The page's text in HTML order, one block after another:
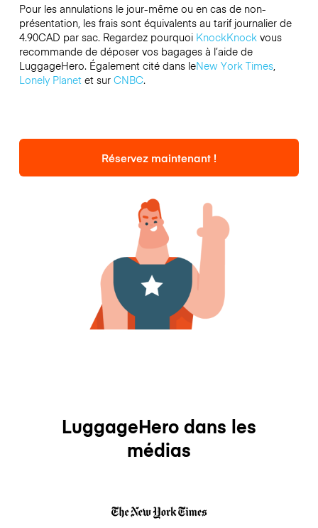
Pour les annulations le jour-même ou en cas de non-
présentation, les frais sont équivalents au tarif journalier de
4.90CAD par sac. Regardez pourquoi KnockKnockvous
recommande de déposer vos bagages à l’aide de
LuggageHero. Également cité dans leNew York Times,
Lonely Planetet sur CNBC.
Réservez maintenant !
LuggageHero dans les
médias